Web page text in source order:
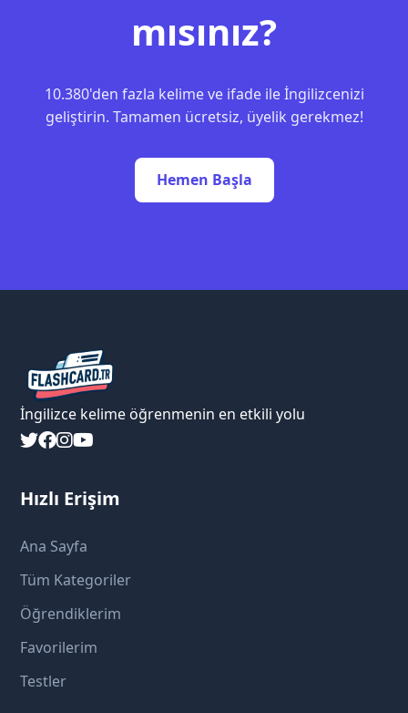
mısınız?
10.380'den fazla kelime ve ifade ile İngilizcenizi
geliştirin. Tamamen ücretsiz, üyelik gerekmez!
Hemen Başla
İngilizce kelime öğrenmenin en etkili yolu
Hızlı Erişim
Ana Sayfa
Tüm Kategoriler
Öğrendiklerim
Favorilerim
Testler